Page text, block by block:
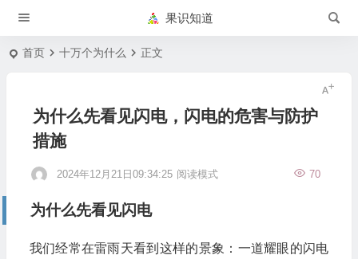
果识知道
首页 十万个为什么 正文
为什么先看见闪电，闪电的危害与防护
措施
2024年12月21日09:34:25 70
阅读模式
为什么先看见闪电
我们经常在雷雨天看到这样的景象：一道耀眼的闪电